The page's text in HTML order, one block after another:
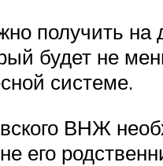
получить на
будет не
системе.
ВНЖ
его